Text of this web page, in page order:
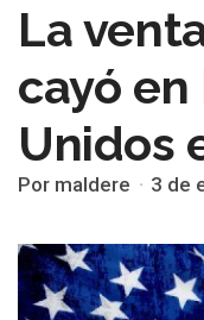
La
cayó en
Unidos
Por maldere 3 de